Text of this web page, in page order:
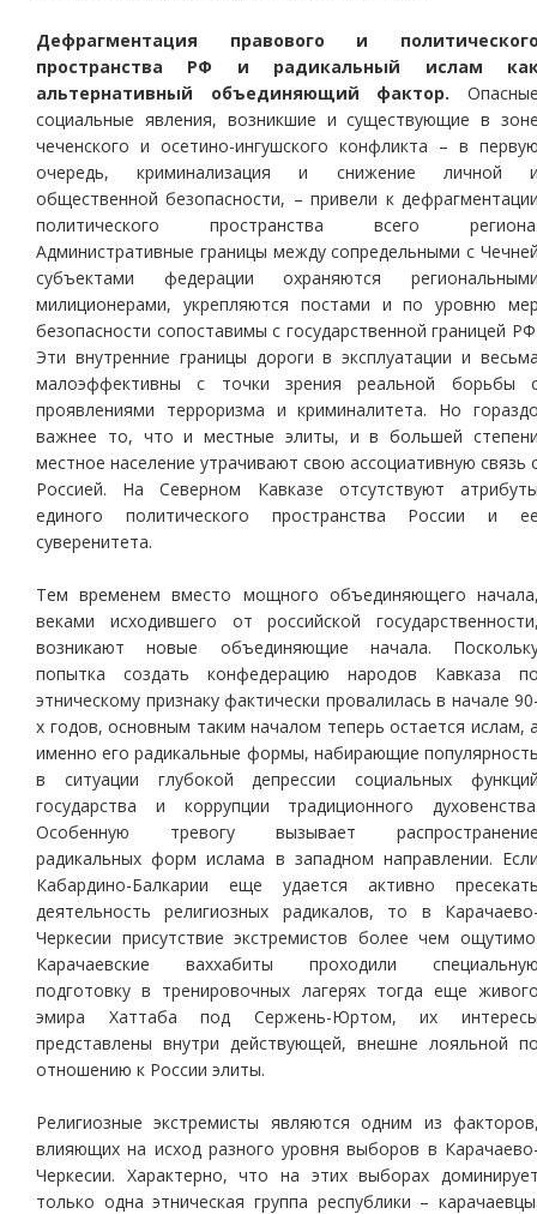
Дефрагментация правового и
пространства РФ и радикальный ислам
альтернативный объединяющий фактор.
социальные явления, возникшие и существующие в
чеченского и осетино-ингушского конфликта – в
очередь, криминализация и снижение личной
общественной безопасности, – привели к
политического пространства всего
Административные границы между сопредельными с
субъектами федерации охраняются
милиционерами, укрепляются постами и по уровню
безопасности сопоставимы с государственной границей
Эти внутренние границы дороги в эксплуатации и
малоэффективны с точки зрения реальной борьбы
проявлениями терроризма и криминалитета. Но
важнее то, что и местные элиты, и в большей
местное население утрачивают свою ассоциативную связь
Россией. На Северном Кавказе отсутствуют
единого политического пространства России и
суверенитета.
Тем временем вместо мощного объединяющего
веками исходившего от российской
возникают новые объединяющие начала.
попытка создать конфедерацию народов Кавказа
этническому признаку фактически провалилась в начале
х годов, основным таким началом теперь остается ислам,
именно его радикальные формы, набирающие
в ситуации глубокой депрессии социальных
государства и коррупции традиционного
Особенную тревогу вызывает
радикальных форм ислама в западном направлении.
Кабардино-Балкарии еще удается активно
деятельность религиозных радикалов, то в
Черкесии присутствие экстремистов более чем
Карачаевские ваххабиты проходили
подготовку в тренировочных лагерях тогда еще
эмира Хаттаба под Сержень-Юртом, их
представлены внутри действующей, внешне лояльной
отношению к России элиты.
Религиозные экстремисты являются одним из
влияющих на исход разного уровня выборов в
Черкесии. Характерно, что на этих выборах
только одна этническая группа республики –